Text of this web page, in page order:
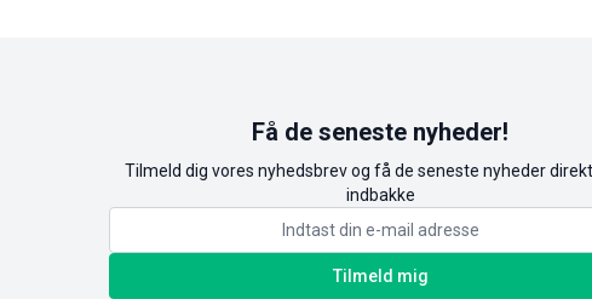
Få de seneste nyheder!
Tilmeld dig vores nyhedsbrev og få de seneste nyheder
indbakke
Tilmeld mig